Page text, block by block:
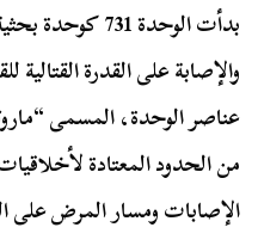
بدأت الوحدة
والإصابة على القدرة
عناصر الوحدة، المسمى
من الحدود المعتادة
الإصابات ومسار المرض على